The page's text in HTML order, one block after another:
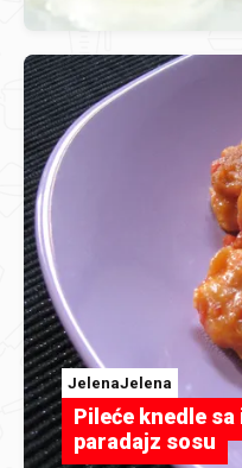
JelenaJelena
Pileće knedle
paradajz sosu